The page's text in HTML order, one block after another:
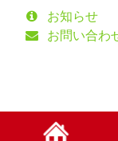
お知らせ
お問い合わ